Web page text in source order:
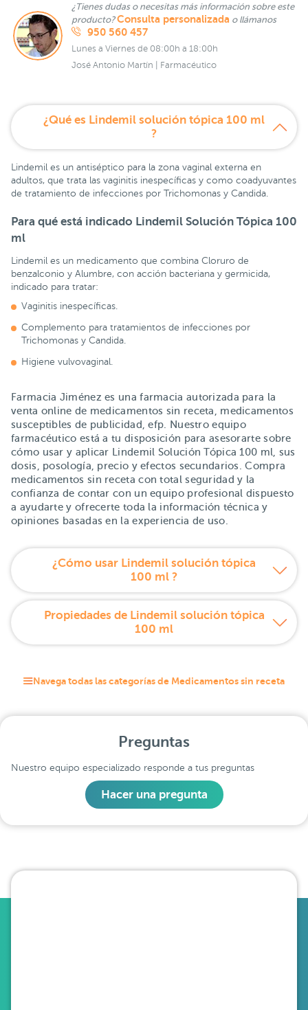
¿Tienes dudas o necesitas más información sobre este
producto?Consulta personalizada o llámanos
950 560 457
Lunes a Viernes de 08:00h a 18:00h
José Antonio Martín | Farmacéutico
¿Qué es Lindemil solución tópica 100 ml
?
Lindemil es un antiséptico para la zona vaginal externa en
adultos, que trata las vaginitis inespecíficas y como coadyuvantes
de tratamiento de infecciones por Trichomonas y Candida.
Para qué está indicado Lindemil Solución Tópica 100
ml
Lindemil es un medicamento que combina Cloruro de
benzalconio y Alumbre, con acción bacteriana y germicida,
indicado para tratar:
Vaginitis inespecíficas.
Complemento para tratamientos de infecciones por
Trichomonas y Candida.
Higiene vulvovaginal.
Farmacia Jiménez es una farmacia autorizada para la
venta online de medicamentos sin receta, medicamentos
susceptibles de publicidad, efp. Nuestro equipo
farmacéutico está a tu disposición para asesorarte sobre
cómo usar y aplicar Lindemil Solución Tópica 100 ml, sus
dosis, posología, precio y efectos secundarios. Compra
medicamentos sin receta con total seguridad y la
confianza de contar con un equipo profesional dispuesto
a ayudarte y ofrecerte toda la información técnica y
opiniones basadas en la experiencia de uso.
¿Cómo usar Lindemil solución tópica
100 ml ?
Propiedades de Lindemil solución tópica
100 ml
Navega todas las categorías de Medicamentos sin receta
Preguntas
Nuestro equipo especializado responde a tus preguntas
Hacer una pregunta